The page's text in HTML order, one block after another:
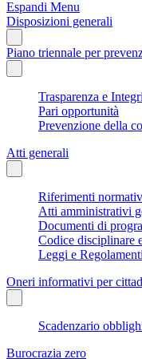
Espandi Menu
Disposizioni generali
Piano triennale per
Trasparenza e
Pari opportunità
Prevenzione della
Atti generali
Riferimenti
Atti amministrativi
Documenti di
Codice disciplinare
Leggi e
Oneri informativi per
Scadenzario
Burocrazia zero